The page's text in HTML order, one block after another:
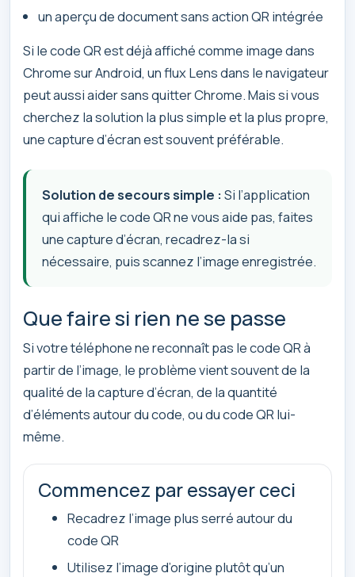
un aperçu de document sans action QR intégrée
Si le code QR est déjà affiché comme image dans
Chrome sur Android, un flux Lens dans le navigateur
peut aussi aider sans quitter Chrome. Mais si vous
cherchez la solution la plus simple et la plus propre,
une capture d’écran est souvent préférable.
Solution de secours simple : Si l’application
qui affiche le code QR ne vous aide pas, faites
une capture d’écran, recadrez-la si
nécessaire, puis scannez l’image enregistrée.
Que faire si rien ne se passe
Si votre téléphone ne reconnaît pas le code QR à
partir de l’image, le problème vient souvent de la
qualité de la capture d’écran, de la quantité
d’éléments autour du code, ou du code QR lui-
même.
Commencez par essayer ceci
Recadrez l’image plus serré autour du
code QR
Utilisez l’image d’origine plutôt qu’un